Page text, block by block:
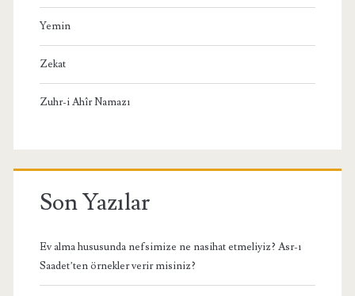
Yemin
Zekat
Zuhr-i Ahîr Namazı
Son Yazılar
Ev alma hususunda nefsimize ne nasihat etmeliyiz? Asr-ı
Saadet’ten örnekler verir misiniz?